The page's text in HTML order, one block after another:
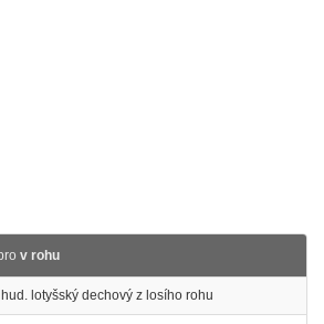
v rohu
lotyšský dechový z losího rohu